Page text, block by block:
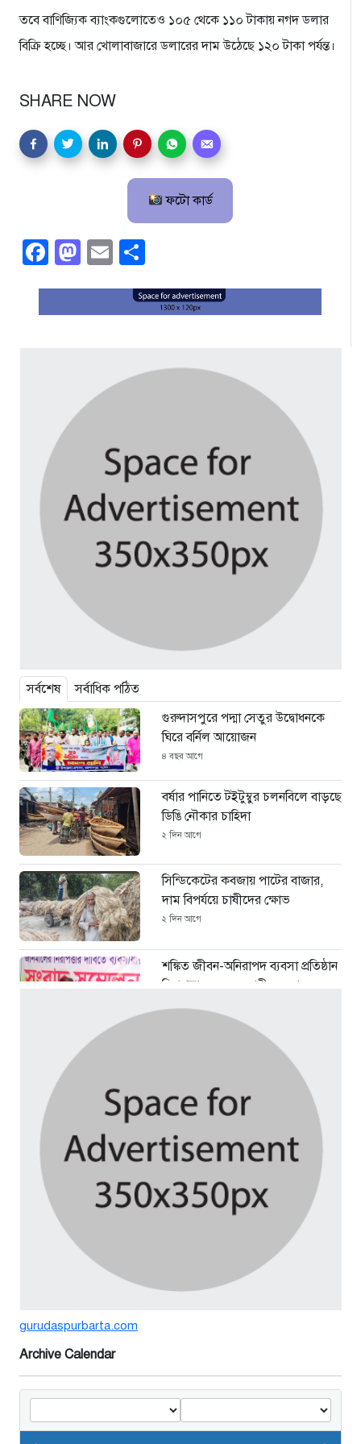
তবে বাণিজ্যিক ব্যাংকগু‌লো‌তেও ১০৫ থে‌কে ১১০ টাকায় নগদ ডলার
বিক্রি হচ্ছে। আর খোলাবাজারে ডলারের দাম উঠেছে ১২০ টাকা পর্যন্ত।
SHARE NOW
ফটো কার্ড
Facebook
Mastodon
Email
সর্বশেষ
সর্বাধিক পঠিত
গুরুদাসপুরে পদ্মা সেতুর উদ্বোধনকে
ঘিরে বর্নিল আয়োজন
৪ বছর আগে
বর্ষার পানিতে টইটুম্বুর চলনবিলে বাড়ছে
ডিঙি নৌকার চাহিদা
২ দিন আগে
সিন্ডিকেটের কবজায় পাটের বাজার,
দাম বিপর্যয়ে চাষীদের ক্ষোভ
২ দিন আগে
শঙ্কিত জীবন-অনিরাপদ ব্যবসা প্রতিষ্ঠান
নিরাপত্তা চেয়ে ব্যবসায়ীর সংবাদ
সম্মেলন
বর্ষার পানিতে টইটুম্বুর চলনবিলাঞ্চলে
৭ দিন আগে
গুরুদাসপুরে সাত ইঞ্চি জমির দাবীতে
দুই মামলা-হয়রানীর অভিযোগ
তথ্যবিভ্রাট সংবাদের প্রতিবাদে
ডা.জাহেদুলের সংবাদ সম্মেলন
নেতাকে দায়মুক্ত করতে এলাকাবাসীর
মানববন্ধন ও সংবাদ সম্মেলন
৩ সপ্তাহ আগে
gurudaspurbarta.com
Archive Calendar